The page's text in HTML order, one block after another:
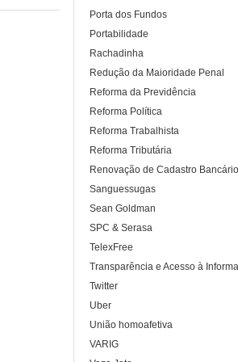
Porta dos Fundos
Portabilidade
Rachadinha
Redução da Maioridade Penal
Reforma da Previdência
Reforma Política
Reforma Trabalhista
Reforma Tributária
Renovação de Cadastro Bancário
Sanguessugas
Sean Goldman
SPC & Serasa
TelexFree
Transparência e Acesso à
Twitter
Uber
União homoafetiva
VARIG